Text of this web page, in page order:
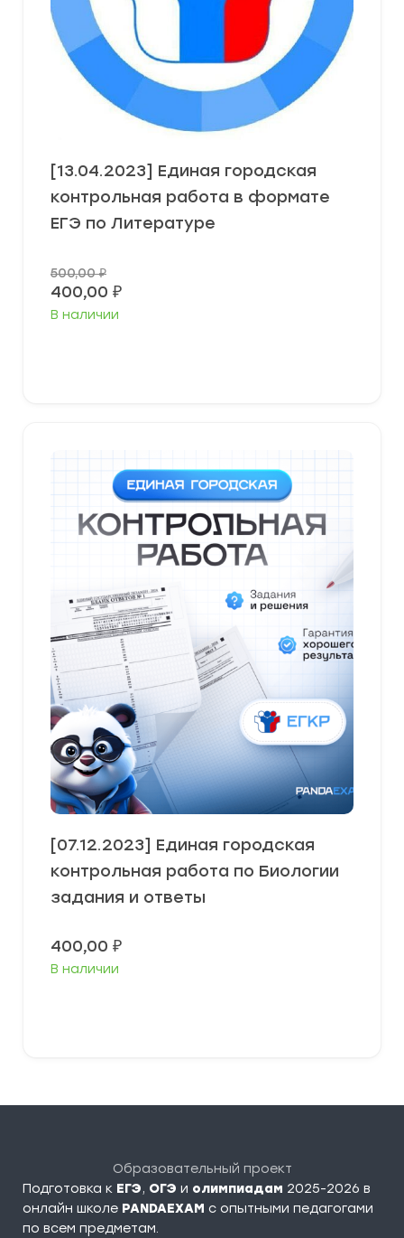
[13.04.2023] Единая городская
контрольная работа в формате
ЕГЭ по Литературе
500,00₽
400,00 ₽
В наличии
[07.12.2023] Единая городская
контрольная работа по Биологии
задания и ответы
400,00 ₽
В наличии
Образовательный проект
Подготовка к ЕГЭ, ОГЭ и олимпиадам 2025-2026 в
онлайн школе PANDAEXAM c опытными педагогами
по всем предметам.